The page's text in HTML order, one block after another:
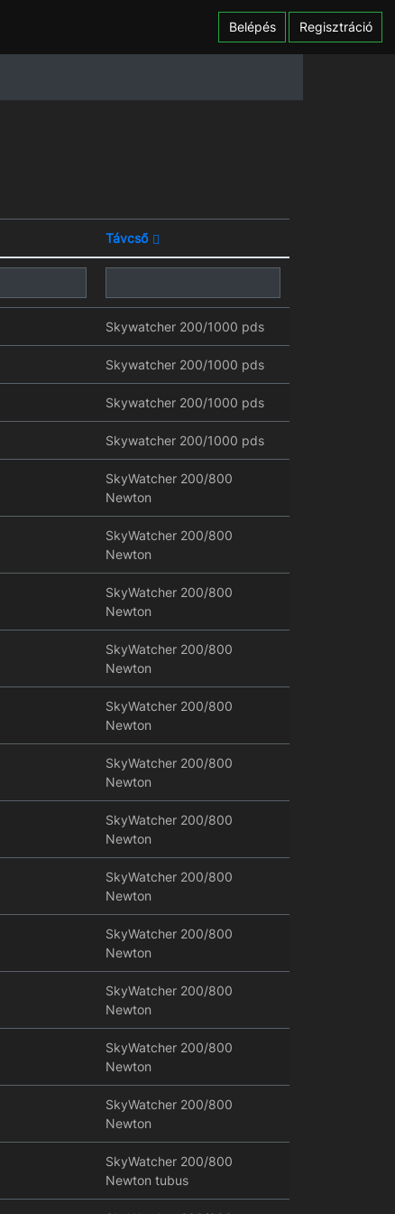
Belépés Regisztráció
Távcső
Skywatcher 200/1000 pds
Skywatcher 200/1000 pds
Skywatcher 200/1000 pds
Skywatcher 200/1000 pds
SkyWatcher 200/800
Newton
SkyWatcher 200/800
Newton
SkyWatcher 200/800
Newton
SkyWatcher 200/800
Newton
SkyWatcher 200/800
Newton
SkyWatcher 200/800
Newton
SkyWatcher 200/800
Newton
SkyWatcher 200/800
Newton
SkyWatcher 200/800
Newton
SkyWatcher 200/800
Newton
SkyWatcher 200/800
Newton
SkyWatcher 200/800
Newton
SkyWatcher 200/800
Newton tubus